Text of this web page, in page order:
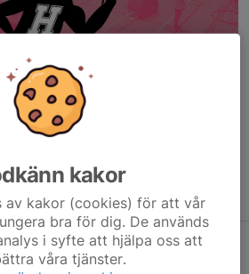
kakor
av kakor (cookies) för att vår
bra för dig. De används
i syfte att hjälpa oss att
våra tjänster.